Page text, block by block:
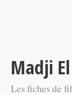
Madji
Les fiches de